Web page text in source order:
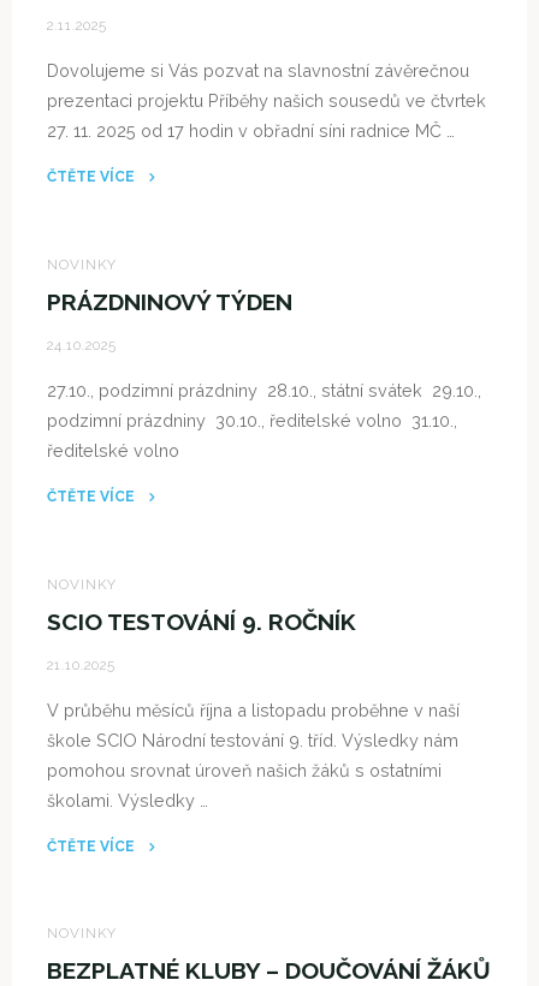
2.11.2025
Dovolujeme si Vás pozvat na slavnostní závěrečnou
prezentaci projektu Příběhy našich sousedů ve čtvrtek
27. 11. 2025 od 17 hodin v obřadní síni radnice MČ …
ČTĚTE VÍCE
SOUSEDŮ
–
PREZENTACE
2025
17
OBŘADNÍ
MČ
NOVINKY
PRÁZDNINOVÝ TÝDEN
24.10.2025
27.10., podzimní prázdniny 28.10., státní svátek 29.10.,
podzimní prázdniny 30.10., ředitelské volno 31.10.,
ředitelské volno
ČTĚTE VÍCE
NOVINKY
SCIO TESTOVÁNÍ 9. ROČNÍK
21.10.2025
V průběhu měsíců října a listopadu proběhne v naší
škole SCIO Národní testování 9. tříd. Výsledky nám
pomohou srovnat úroveň našich žáků s ostatními
školami. Výsledky …
ČTĚTE VÍCE
9.
ROČNÍK"
NOVINKY
BEZPLATNÉ KLUBY – DOUČOVÁNÍ ŽÁKŮ